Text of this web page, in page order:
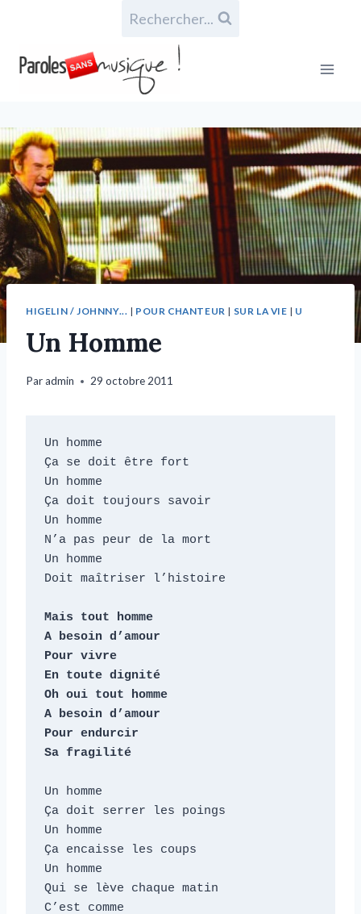
Rechercher...
HIGELIN / JOHNNY... | POUR CHANTEUR | SUR LA VIE | U
Un Homme
Paradmin 29 octobre 2011
Un homme
Ça se doit être fort
Un homme
Ça doit toujours savoir
Un homme
N’a pas peur de la mort
Un homme
Doit maîtriser l’histoire
Mais tout homme
A besoin d’amour
Pour vivre
En toute dignité
Oh oui tout homme
A besoin d’amour
Pour endurcir
Sa fragilité
Un homme
Ça doit serrer les poings
Un homme
Ça encaisse les coups
Un homme
Qui se lève chaque matin
C’est comme